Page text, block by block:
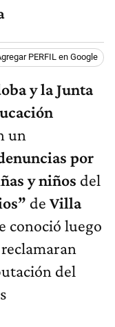
PERFIL en Google
y la Junta
un
por
y niños del
de Villa
conoció luego
del